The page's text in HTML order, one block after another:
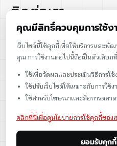
ติดต่อเรา
086-086-2000
sales@cst.co.th
คุณมีสิทธิ์ควบคุมการใช้
เว็บไซต์นี้ใช้คุกกี้เพื่อให้บริการและพั
คุณ การใช้งานต่อไปนี้ถือเป็นตัวเลือก
ใช้เพื่อวัดผลและประเมินวิธีการใช้
ใช้ปรับเว็บไซต์ให้เหมาะกับการใช้
ใช้สำหรับโฆษณาและสื่อการตลาด
คลิกที่นี่เพื่อดูนโยบายการใช้คุกกี้ของเ
ยอมรับคุก